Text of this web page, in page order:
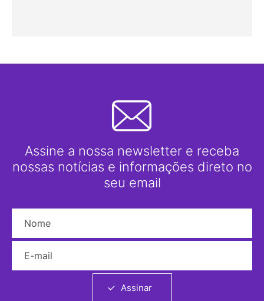
Assine a nossa newsletter e receba
nossas notícias e informações direto no
seu email
Assinar